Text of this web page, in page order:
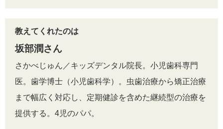
教えてくれたのは
坂部潤さん
さかべじゅん／キッズデンタル院長。小児歯科専門
医。歯学博士（小児歯科学）。虫歯治療から矯正治療
まで幅広く対応し、定期健診を含めた継続型の治療を
提供する。4児のパパ。